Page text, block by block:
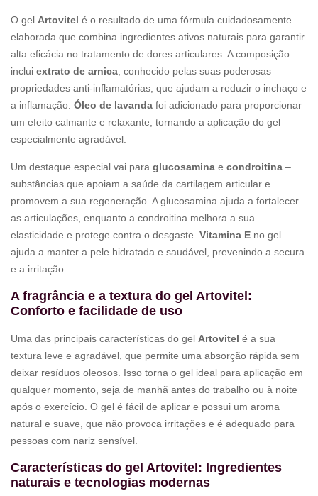
O gel Artovitel é o resultado de uma fórmula cuidadosamente
elaborada que combina ingredientes ativos naturais para garantir
alta eficácia no tratamento de dores articulares. A composição
inclui extrato de arnica , conhecido pelas suas poderosas
propriedades anti-inflamatórias, que ajudam a reduzir o inchaço e
a inflamação. Óleo de lavanda foi adicionado para proporcionar
um efeito calmante e relaxante, tornando a aplicação do gel
especialmente agradável.
Um destaque especial vai para glucosamina e condroitina –
substâncias que apoiam a saúde da cartilagem articular e
promovem a sua regeneração. A glucosamina ajuda a fortalecer
as articulações, enquanto a condroitina melhora a sua
elasticidade e protege contra o desgaste. Vitamina E no gel
ajuda a manter a pele hidratada e saudável, prevenindo a secura
e a irritação.
A fragrância e a textura do gel Artovitel:
Conforto e facilidade de uso
Uma das principais características do gel Artovitel é a sua
textura leve e agradável, que permite uma absorção rápida sem
deixar resíduos oleosos. Isso torna o gel ideal para aplicação em
qualquer momento, seja de manhã antes do trabalho ou à noite
após o exercício. O gel é fácil de aplicar e possui um aroma
natural e suave, que não provoca irritações e é adequado para
pessoas com nariz sensível.
Características do gel Artovitel: Ingredientes
naturais e tecnologias modernas